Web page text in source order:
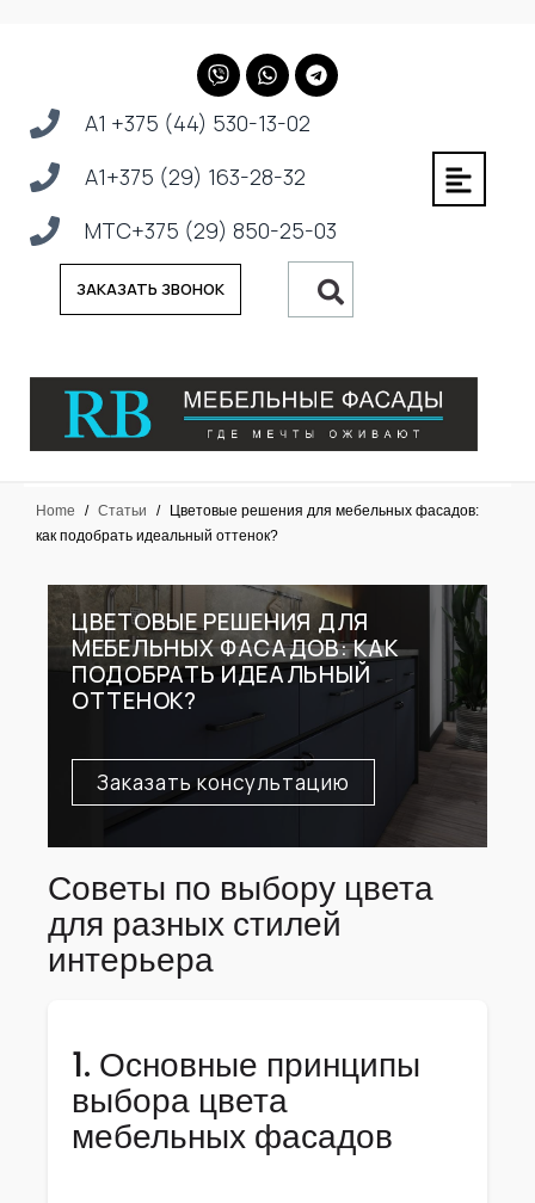
А1 +375 (44) 530-13-02
А1+375 (29) 163-28-32
МТС+375 (29) 850-25-03
ЗАКАЗАТЬ ЗВОНОК
Home / Статьи / Цветовые решения для мебельных фасадов:
как подобрать идеальный оттенок?
ЦВЕТОВЫЕ РЕШЕНИЯ ДЛЯ
МЕБЕЛЬНЫХ ФАСАДОВ: КАК
ПОДОБРАТЬ ИДЕАЛЬНЫЙ
ОТТЕНОК?
Заказать консультацию
Советы по выбору цвета
для разных стилей
интерьера
1. Основные принципы
выбора цвета
мебельных фасадов